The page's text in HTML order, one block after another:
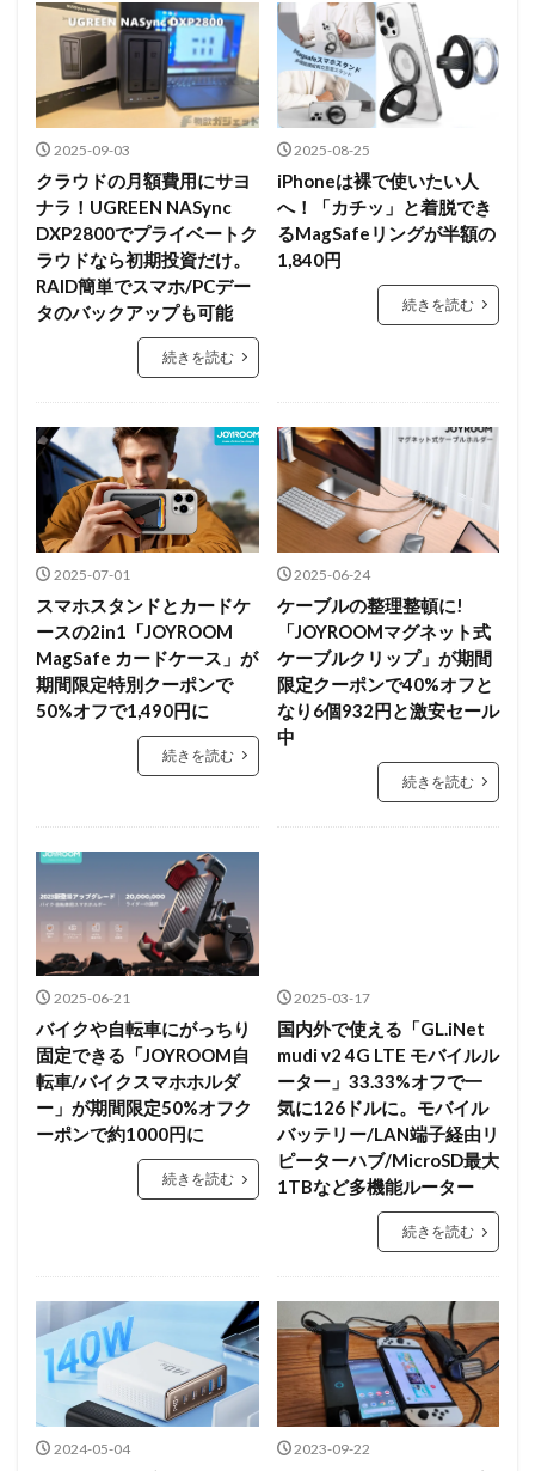
2025-09-03
クラウドの月額費用にサヨ
ナラ！UGREEN NASync
DXP2800でプライベートク
ラウドなら初期投資だけ。
RAID簡単でスマホ/PCデー
タのバックアップも可能
続きを読む
2025-08-25
iPhoneは裸で使いたい人
へ！「カチッ」と着脱でき
るMagSafeリングが半額の
1,840円
続きを読む
2025-07-01
スマホスタンドとカードケ
ースの2in1「JOYROOM
MagSafe カードケース」が
期間限定特別クーポンで
50%オフで1,490円に
続きを読む
2025-06-24
ケーブルの整理整頓に!
「JOYROOMマグネット式
ケーブルクリップ」が期間
限定クーポンで40%オフと
なり6個932円と激安セール
中
続きを読む
2025-06-21
バイクや自転車にがっちり
固定できる「JOYROOM自
転車/バイクスマホホルダ
ー」が期間限定50%オフク
ーポンで約1000円に
続きを読む
2025-03-17
国内外で使える「GL.iNet
mudi v2 4G LTE モバイルル
ーター」33.33%オフで一
気に126ドルに。モバイル
バッテリー/LAN端子経由リ
ピーターハブ/MicroSD最大
1TBなど多機能ルーター
続きを読む
2024-05-04 2023-09-22